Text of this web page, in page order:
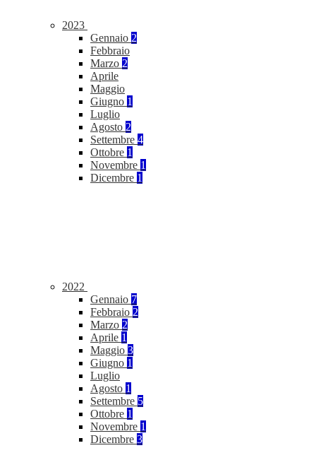
2023
Gennaio 2
Febbraio
Marzo 2
Aprile
Maggio
Giugno 1
Luglio
Agosto 2
Settembre 4
Ottobre 1
Novembre 1
Dicembre 1
2022
Gennaio 7
Febbraio 2
Marzo 2
Aprile 1
Maggio 3
Giugno 1
Luglio
Agosto 1
Settembre 5
Ottobre 1
Novembre 1
Dicembre 3